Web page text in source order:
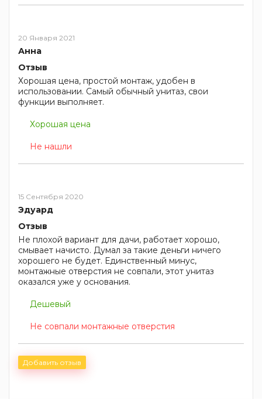
20 Января 2021
Анна
Отзыв
Хорошая цена, простой монтаж, удобен в
использовании. Самый обычный унитаз, свои
функции выполняет.
Хорошая цена
Не нашли
15 Сентября 2020
Эдуард
Отзыв
Не плохой вариант для дачи, работает хорошо,
смывает начисто. Думал за такие деньги ничего
хорошего не будет. Единственный минус,
монтажные отверстия не совпали, этот унитаз
оказался уже у основания.
Дешевый
Не совпали монтажные отверстия
Добавить отзыв